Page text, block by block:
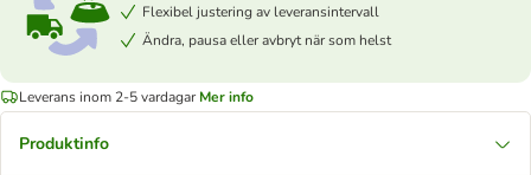
Flexibel justering av leveransintervall
Ändra, pausa eller avbryt när som helst
Leverans inom 2-5 vardagar Mer info
Produktinfo